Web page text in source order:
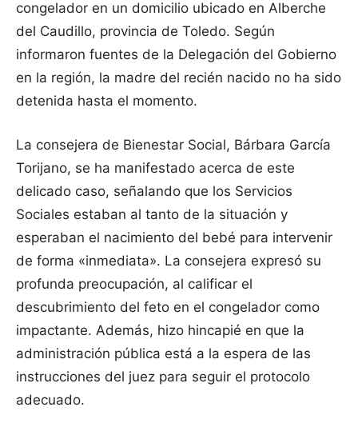
congelador en un domicilio ubicado en Alberche
del Caudillo, provincia de Toledo. Según
informaron fuentes de la Delegación del Gobierno
en la región, la madre del recién nacido no ha sido
detenida hasta el momento.
La consejera de Bienestar Social, Bárbara García
Torijano, se ha manifestado acerca de este
delicado caso, señalando que los Servicios
Sociales estaban al tanto de la situación y
esperaban el nacimiento del bebé para intervenir
de forma «inmediata». La consejera expresó su
profunda preocupación, al calificar el
descubrimiento del feto en el congelador como
impactante. Además, hizo hincapié en que la
administración pública está a la espera de las
instrucciones del juez para seguir el protocolo
adecuado.